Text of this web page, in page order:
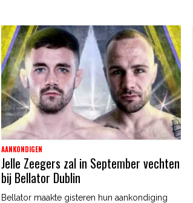
AANKONDIGEN
Jelle Zeegers zal in September vechten
bij Bellator Dublin
Bellator maakte gisteren hun aankondiging